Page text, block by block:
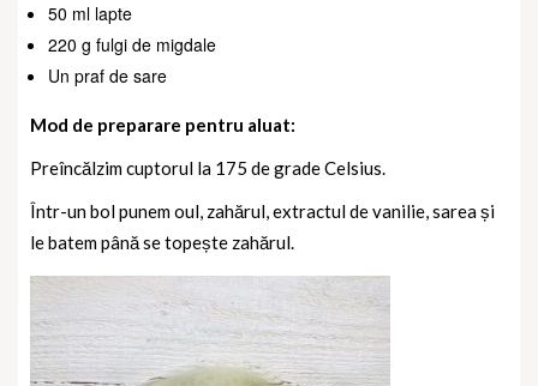
50 ml lapte
220 g fulgi de migdale
Un praf de sare
Mod de preparare pentru aluat:
Preîncălzim cuptorul la 175 de grade Celsius.
Într-un bol punem oul, zahărul, extractul de vanilie, sarea și
le batem până se topește zahărul.